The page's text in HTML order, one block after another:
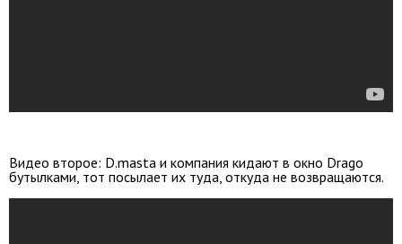
Видео второе: D.masta и компания кидают в окно Drago
бутылками, тот посылает их туда, откуда не возвращаются.